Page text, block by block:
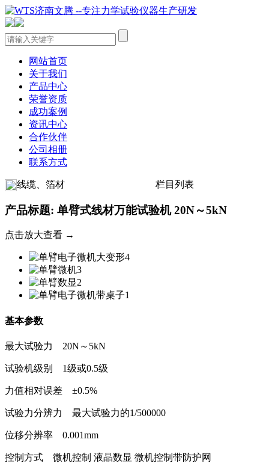
网站首页
关于我们
产品中心
荣誉资质
成功案例
资讯中心
合作伙伴
公司相册
联系方式
线缆、箔材 栏目列表
产品标题: 单臂式线材万能试验机 20N～5kN
点击放大查看 →
基本参数
最大试验力 20N～5kN
试验机级别 1级或0.5级
力值相对误差 ±0.5%
试验力分辨力 最大试验力的1/500000
位移分辨率 0.001mm
控制方式 微机控制 液晶数显 微机控制带防护网